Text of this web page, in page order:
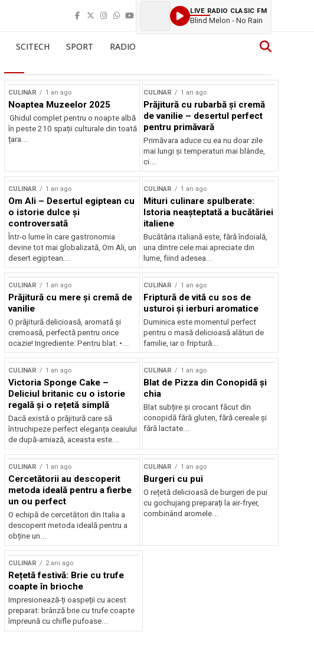
LIVE RADIO CLASIC FM
Blind Melon - No Rain
SCITECH SPORT RADIO
CULINAR 1 an ago
Noaptea Muzeelor 2025
Ghidul complet pentru o noapte albă
în peste 210 spații culturale din toată
țara...
CULINAR 1 an ago
Prăjitură cu rubarbă și cremă
de vanilie – desertul perfect
pentru primăvară
Primăvara aduce cu ea nu doar zile
mai lungi și temperaturi mai blânde,
ci...
CULINAR 1 an ago
Om Ali – Desertul egiptean cu
o istorie dulce și
controversată
Într-o lume în care gastronomia
devine tot mai globalizată, Om Ali, un
desert egiptean...
CULINAR 1 an ago
Mituri culinare spulberate:
Istoria neașteptată a bucătăriei
italiene
Bucătăria italiană este, fără îndoială,
una dintre cele mai apreciate din
lume, fiind adesea...
CULINAR 1 an ago
Prăjitură cu mere și cremă de
vanilie
O prăjitură delicioasă, aromată și
cremoasă, perfectă pentru orice
ocazie! Ingrediente: Pentru blat: •...
CULINAR 1 an ago
Friptură de vită cu sos de
usturoi și ierburi aromatice
Duminica este momentul perfect
pentru o masă delicioasă alături de
familie, iar o friptură...
CULINAR 1 an ago
Victoria Sponge Cake –
Deliciul britanic cu o istorie
regală și o rețetă simplă
Dacă există o prăjitură care să
întruchipeze perfect eleganța ceaiului
de după-amiază, aceasta este...
CULINAR 1 an ago
Blat de Pizza din Conopidă și
chia
Blat subțire și crocant făcut din
conopidă fără gluten, fără cereale și
fără lactate...
CULINAR 1 an ago
Cercetătorii au descoperit
metoda ideală pentru a fierbe
un ou perfect
O echipă de cercetători din Italia a
descoperit metoda ideală pentru a
obține un...
CULINAR 1 an ago
Burgeri cu pui
O rețetă delicioasă de burgeri de pui
cu gochujang preparați la air-fryer,
combinând aromele...
CULINAR 2 ani ago
Rețetă festivă: Brie cu trufe
coapte în brioche
Impresionează-ți oaspeții cu acest
preparat: brânză brie cu trufe coapte
împreună cu chifle pufoase...